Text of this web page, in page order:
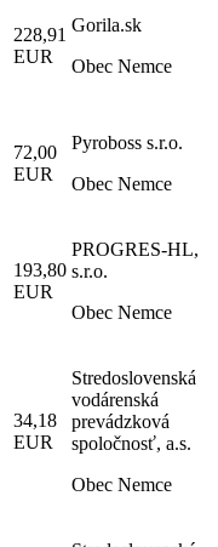
228,91
EUR
Gorila.sk
Obec Nemce
72,00
EUR
Pyroboss s.r.o.
Obec Nemce
193,80
EUR
PROGRES-HL,
s.r.o.
Obec Nemce
34,18
EUR
Stredoslovenská
vodárenská
prevádzková
spoločnosť, a.s.
Obec Nemce